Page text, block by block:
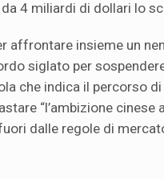
4 miliardi di dollari lo
affrontare insieme un
siglato per
che indica il percorso
“l’ambizione cinese
dalle regole di